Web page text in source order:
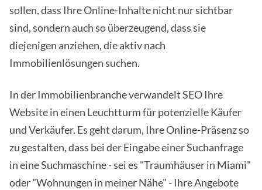
sollen, dass Ihre Online-Inhalte nicht nur sichtbar
sind, sondern auch so überzeugend, dass sie
diejenigen anziehen, die aktiv nach
Immobilienlösungen suchen.
In der Immobilienbranche verwandelt SEO Ihre
Website in einen Leuchtturm für potenzielle Käufer
und Verkäufer. Es geht darum, Ihre Online-Präsenz so
zu gestalten, dass bei der Eingabe einer Suchanfrage
in eine Suchmaschine - sei es "Traumhäuser in Miami"
oder "Wohnungen in meiner Nähe" - Ihre Angebote